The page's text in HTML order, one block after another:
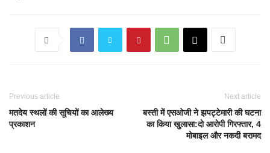
Previous article
मतदेय स्थलों की सूचियों का आलेख्य
प्रकाशन
Next article
बस्ती में एसओजी ने झपट्टेमारी की घटना
का किया खुलासा:दो आरोपी गिरफ्तार, 4
मोबाइल और नकदी बरामद